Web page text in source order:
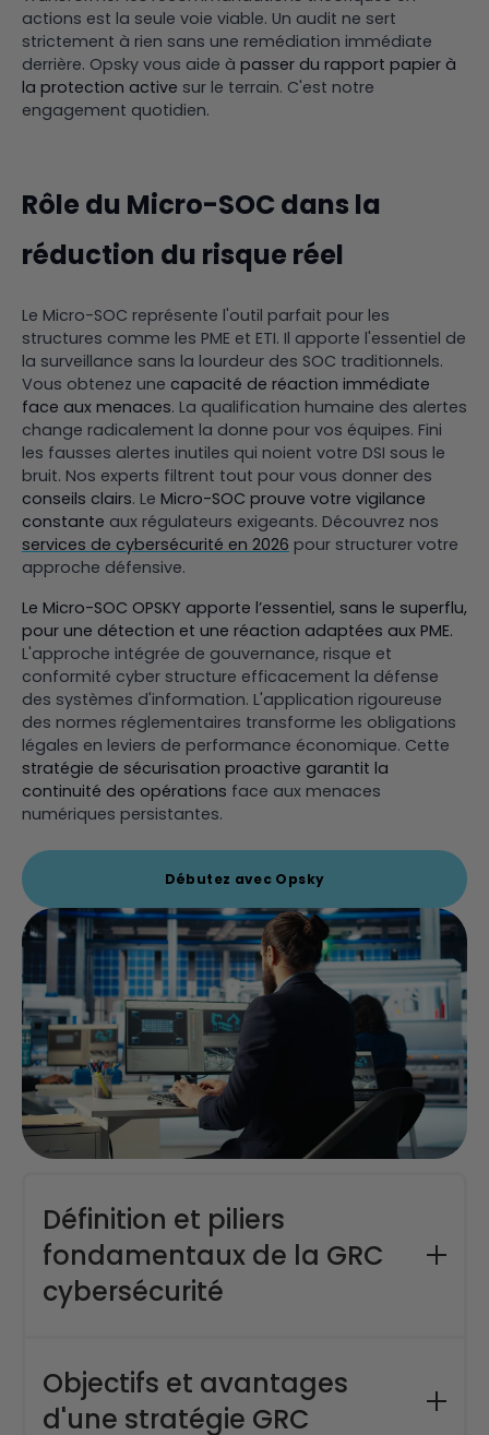
actions est la seule voie viable. Un audit ne sert
strictement à rien sans une remédiation immédiate
derrière. Opsky vous aide à passer du rapport papier à
la protection active sur le terrain. C'est notre
engagement quotidien.
Rôle du Micro-SOC dans la
réduction du risque réel
Le Micro-SOC représente l'outil parfait pour les
structures comme les PME et ETI. Il apporte l'essentiel de
la surveillance sans la lourdeur des SOC traditionnels.
Vous obtenez une capacité de réaction immédiate
face aux menaces. La qualification humaine des alertes
change radicalement la donne pour vos équipes. Fini
les fausses alertes inutiles qui noient votre DSI sous le
bruit. Nos experts filtrent tout pour vous donner des
conseils clairs. Le Micro-SOC prouve votre vigilance
constante aux régulateurs exigeants. Découvrez nos
services de cybersécurité en 2026 pour structurer votre
approche défensive.
Le Micro-SOC OPSKY apporte l’essentiel, sans le superflu,
pour une détection et une réaction adaptées aux PME.
L'approche intégrée de gouvernance, risque et
conformité cyber structure efficacement la défense
des systèmes d'information. L'application rigoureuse
des normes réglementaires transforme les obligations
légales en leviers de performance économique. Cette
stratégie de sécurisation proactive garantit la
continuité des opérations face aux menaces
numériques persistantes.
Débutez avec Opsky
Définition et piliers
fondamentaux de la GRC
cybersécurité
Gouvernance, Risque et Conformité au domaine
de la sécurité informatique. Cette approche
structure la gestion des risques numériques et
Objectifs et avantages
d'une stratégie GRC